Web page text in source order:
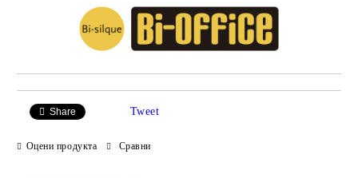
Share Tweet
Оцени продукта Сравни